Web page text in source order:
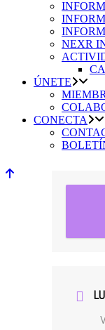
NEXR
ÚNETE
CONECTA